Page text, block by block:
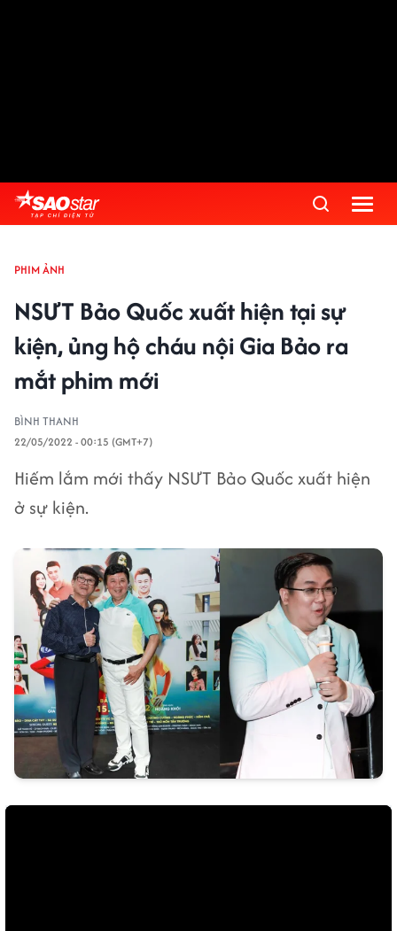
PHIM ẢNH
NSƯT Bảo Quốc xuất hiện tại sự
kiện, ủng hộ cháu nội Gia Bảo ra
mắt phim mới
BÌNH THANH
22/05/2022 - 00:15 (GMT+7)
Hiếm lắm mới thấy NSƯT Bảo Quốc xuất hiện
ở sự kiện.